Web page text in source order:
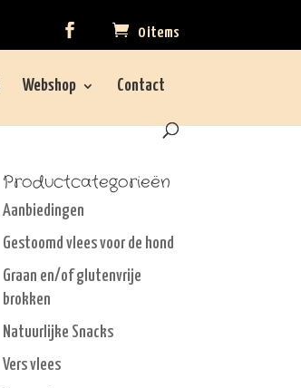
0 items
Webshop Contact
Productcategorieën
Aanbiedingen
Gestoomd vlees voor de hond
Graan en/of glutenvrije
brokken
Natuurlijke Snacks
Vers vlees